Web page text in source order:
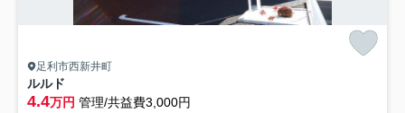
足利市西新井町
ルルド
4.4万円 管理/共益費3,000円